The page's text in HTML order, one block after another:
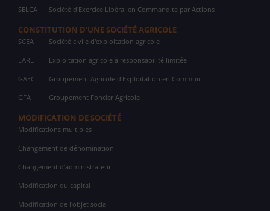
SELCA Société d'Exercice Libéral en Commandite par Actions
CONSTITUTION D'UNE SOCIÉTÉ AGRICOLE
SCEA Société civile d'exploitation agricole
EARL Exploitation agricole à responsabilité limitée
GAEC Groupement Agricole d'Exploitation en Commun
GFA Groupement Foncier Agricole
MODIFICATION DE SOCIÉTÉ
Modifications multiples
Changement de dénomination
Changement d'administrateur
Modification du capital
Modification de l'objet social